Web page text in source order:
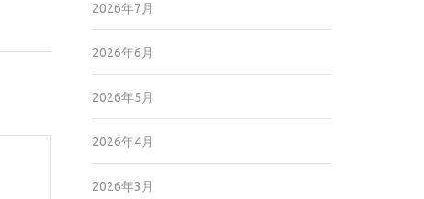
2026年7月
2026年6月
2026年5月
2026年4月
2026年3月